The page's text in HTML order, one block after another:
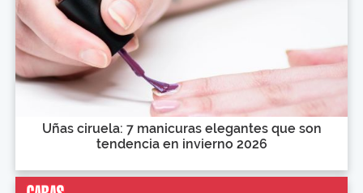
Uñas ciruela: 7 manicuras elegantes que son
tendencia en invierno 2026